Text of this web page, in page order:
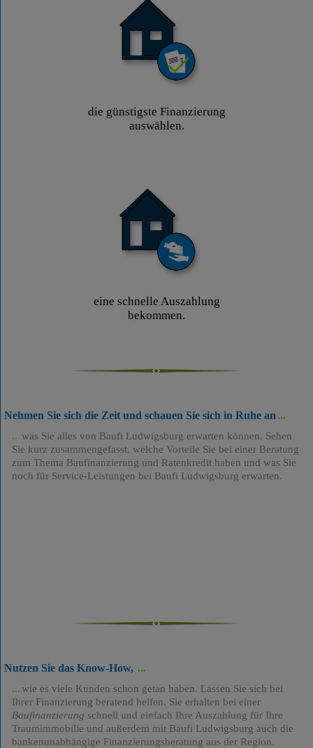
die günstigste Finanzierung
auswählen.
eine schnelle Auszahlung
bekommen.
Nehmen Sie sich die Zeit und schauen Sie sich in Ruhe an
was Sie alles von Baufi Ludwigsburg erwarten können. Sehen
Sie kurz zusammengefasst, welche Vorteile Sie bei einer Beratung
zum Thema Baufinanzierung und Ratenkredit haben und was Sie
noch für Service-Leistungen bei Baufi Ludwigsburg erwarten.
Nutzen Sie das Know-How,
wie es viele Kunden schon getan haben. Lassen Sie sich bei
Ihrer Finanzierung beratend helfen. Sie erhalten bei einer
Baufinanzierung schnell und einfach Ihre Auszahlung für Ihre
Traumimmobilie und außerdem mit Baufi Ludwigsburg auch die
bankenunabhängige Finanzierungsberatung aus der Region.